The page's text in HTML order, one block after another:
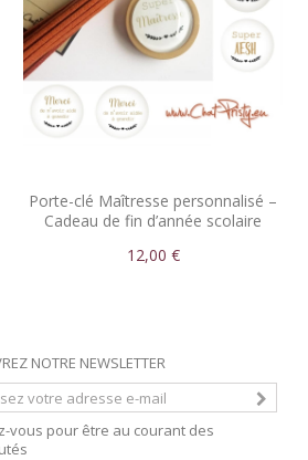
Porte-clé Maîtresse personnalisé –
Cadeau de fin d’année scolaire
12,00 €
NOTRE NEWSLETTER
vous pour être au courant des